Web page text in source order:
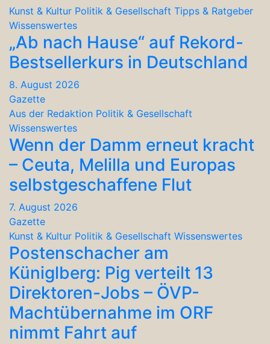
Kunst & Kultur Politik & Gesellschaft Tipps & Ratgeber
Wissenswertes
„Ab nach Hause“ auf Rekord-
Bestsellerkurs in Deutschland
8. August 2026
Gazette
Aus der Redaktion Politik & Gesellschaft
Wissenswertes
Wenn der Damm erneut kracht
– Ceuta, Melilla und Europas
selbstgeschaffene Flut
7. August 2026
Gazette
Kunst & Kultur Politik & Gesellschaft Wissenswertes
Postenschacher am
Küniglberg: Pig verteilt 13
Direktoren-Jobs – ÖVP-
Machtübernahme im ORF
nimmt Fahrt auf